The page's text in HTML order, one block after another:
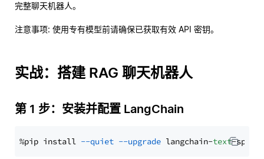
完整聊天机器人。
注意事项: 使用专有模型前请确保已获取有效 API 密钥。
实战：搭建 RAG 聊天机器人
第 1 步：安装并配置 LangChain
%pip install --quiet --upgrade langchain-text